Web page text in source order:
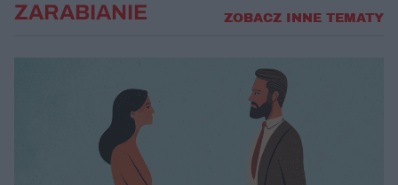
ZARABIANIE ZOBACZ INNE TEMATY